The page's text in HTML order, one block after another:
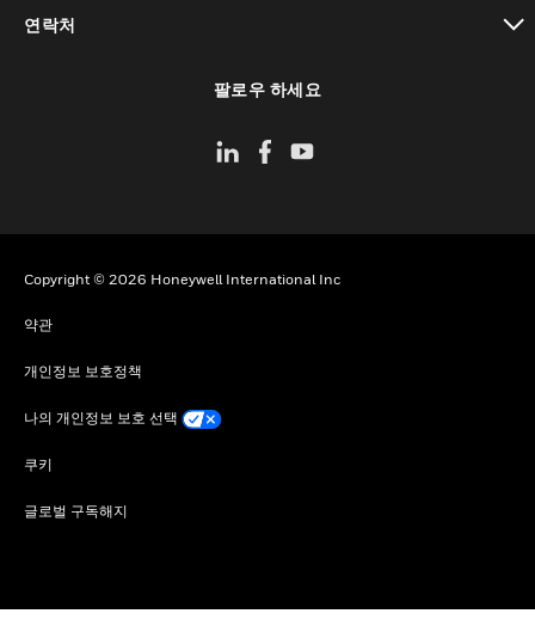
연락처
팔로우 하세요
Copyright © 2026 Honeywell International Inc
약관
개인정보 보호정책
나의 개인정보 보호 선택
쿠키
글로벌 구독해지